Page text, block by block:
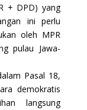
+ DPD) yang
ini perlu
oleh MPR
pulau Jawa-
Pasal 18,
demokratis
langsung